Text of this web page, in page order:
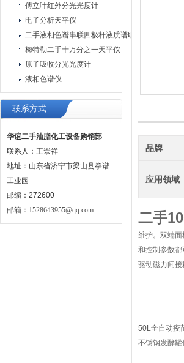
傅立叶红外分光光度计
电子分析天平仪
二手液相色谱串联四极杆液质谱联用仪
梅特勒二手十万分之一天平仪
原子吸收分光光度计
液相色谱仪
联系方式
华谊二手油脂化工设备购销部
联系人：王崇祥
地址：山东省济宁市梁山县拳谱
工业园
邮编：272600
邮箱： 1528643955@qq.com
品牌
应用领域
二手
维护。双端
和控制参数
驱动磁力间
50L全自动疫
不锈钢发酵罐